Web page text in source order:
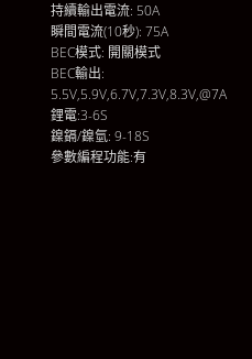
持續輸出電流: 50A
瞬間電流(10秒): 75A
BEC模式: 開關模式
BEC輸出:
5.5V,5.9V,6.7V,7.3V,8.3V,@7A
鋰電:3-6S
鎳鎘/鎳氫: 9-18S
參數編程功能:有